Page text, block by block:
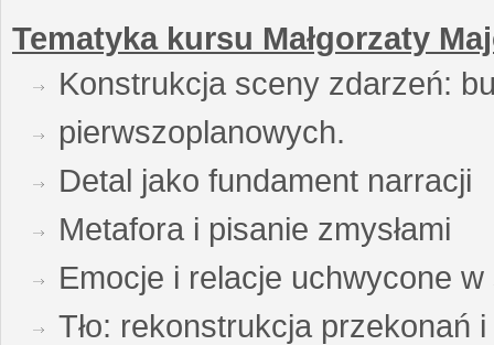
Tematyka kursu Małgorzaty
Konstrukcja sceny zdarzeń:
pierwszoplanowych.
Detal jako fundament narracji
Metafora i pisanie zmysłami
Emocje i relacje uchwycone
Tło: rekonstrukcja przekonań